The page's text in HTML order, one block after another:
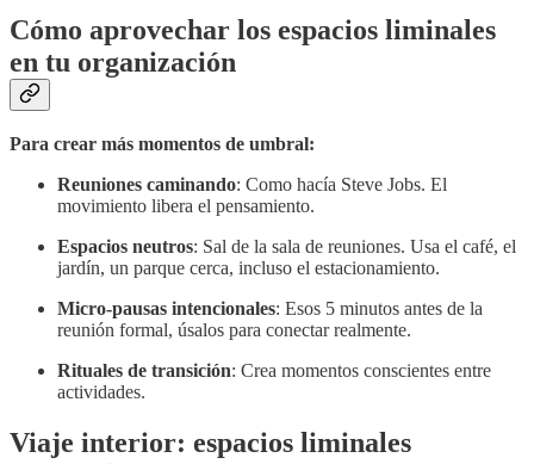
Cómo aprovechar los espacios liminales
en tu organización
Para crear más momentos de umbral:
Reuniones caminando: Como hacía Steve Jobs. El
movimiento libera el pensamiento.
Espacios neutros: Sal de la sala de reuniones. Usa el café, el
jardín, un parque cerca, incluso el estacionamiento.
Micro-pausas intencionales: Esos 5 minutos antes de la
reunión formal, úsalos para conectar realmente.
Rituales de transición: Crea momentos conscientes entre
actividades.
Viaje interior: espacios liminales